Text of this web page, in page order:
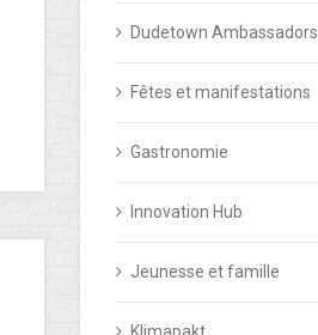
Dudetown Ambassadors
Fêtes et manifestations
Gastronomie
Innovation Hub
Jeunesse et famille
Klimapakt